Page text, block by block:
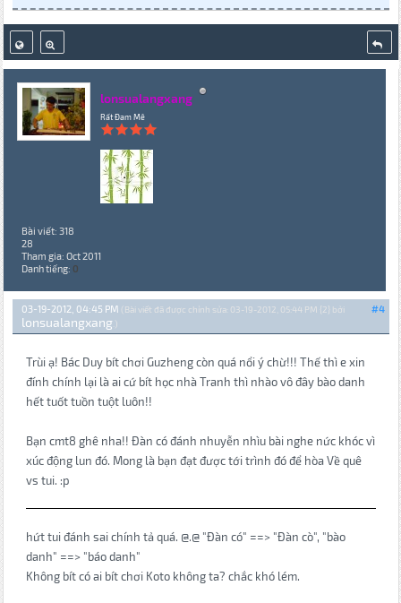
lonsualangxang
Rất Đam Mê
Bài viết: 318
28
Tham gia: Oct 2011
Danh tiếng: 0
#4
03-19-2012, 04:45 PM (Bài viết đã được chỉnh sửa: 03-19-2012, 05:44 PM {2} bởi
lonsualangxang.)
Trùi ạ! Bác Duy bít chơi Guzheng còn quá nổi ý chừ!!! Thế thì e xin
đính chính lại là ai cứ bít học nhà Tranh thì nhào vô đây bào danh
hết tuốt tuồn tuột luôn!!
Bạn cmt8 ghê nha!! Đàn có đánh nhuyễn nhìu bài nghe nức khóc vì
xúc động lun đó. Mong là bạn đạt được tới trình đó để hòa Về quê
vs tui. :p
hứt tui đánh sai chính tả quá. @.@ "Đàn có" ==> "Đàn cò", "bào
danh" ==> "báo danh"
Không bít có ai bít chơi Koto không ta? chắc khó lém.